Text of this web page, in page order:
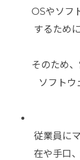
OSやソフ
するため
そのため
ソフトウ
従業員に
在や手口